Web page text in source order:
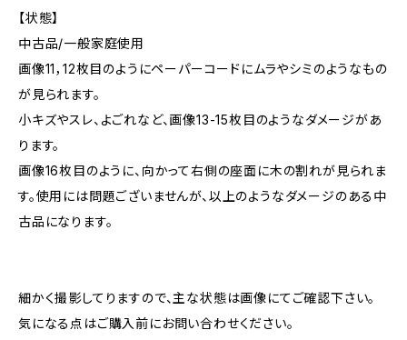
【状態】
中古品/一般家庭使用
画像11，12枚目のようにペーパーコードにムラやシミのようなもの
が見られます。
小キズやスレ、よごれなど、画像13-15枚目のようなダメージがあ
ります。
画像16枚目のように、向かって右側の座面に木の割れが見られま
す。使用には問題ございませんが、以上のようなダメージのある中
古品になります。
細かく撮影してりますので、主な状態は画像にてご確認下さい。
気になる点はご購入前にお問い合わせください。